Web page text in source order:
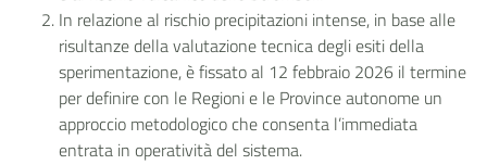
In relazione al rischio precipitazioni intense, in base alle
risultanze della valutazione tecnica degli esiti della
sperimentazione, è fissato al 12 febbraio 2026 il termine
per definire con le Regioni e le Province autonome un
approccio metodologico che consenta l’immediata
entrata in operatività del sistema.